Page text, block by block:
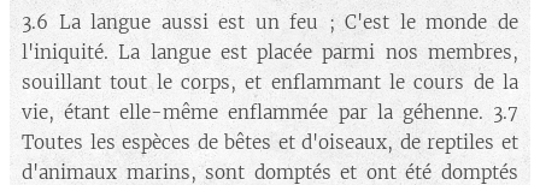
3.6 La langue aussi est un feu ; C'est le monde de
l'iniquité. La langue est placée parmi nos membres,
souillant tout le corps, et enflammant le cours de la
vie, étant elle-même enflammée par la géhenne. 3.7
Toutes les espèces de bêtes et d'oiseaux, de reptiles et
d'animaux marins, sont domptés et ont été domptés